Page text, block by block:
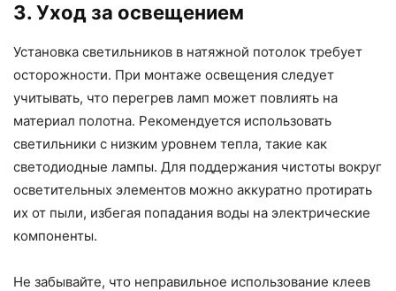
3. Уход за освещением
Установка светильников в натяжной потолок требует
осторожности. При монтаже освещения следует
учитывать, что перегрев ламп может повлиять на
материал полотна. Рекомендуется использовать
светильники с низким уровнем тепла, такие как
светодиодные лампы. Для поддержания чистоты вокруг
осветительных элементов можно аккуратно протирать
их от пыли, избегая попадания воды на электрические
компоненты.
Не забывайте, что неправильное использование клеев